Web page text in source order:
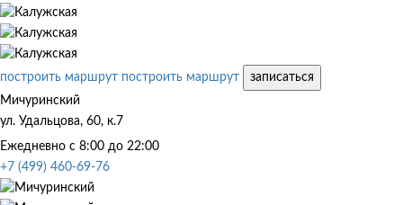
построить маршрут построить маршрут
записаться
Мичуринский
ул. Удальцова, 60, к.7
Ежедневно с 8:00 до 22:00
+7 (499) 460-69-76